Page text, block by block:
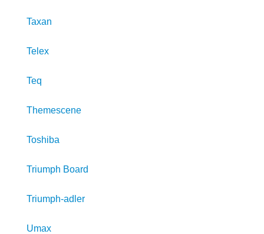
Taxan
Telex
Teq
Themescene
Toshiba
Triumph Board
Triumph-adler
Umax